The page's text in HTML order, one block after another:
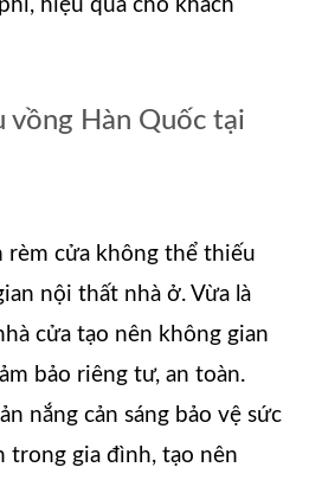
hiệu quả cho khách
vồng Hàn Quốc tại
rèm cửa không thể thiếu
nội thất nhà ở. Vừa là
cửa tạo nên không gian
bảo riêng tư, an toàn.
nắng cản sáng bảo vệ sức
trong gia đình, tạo nên